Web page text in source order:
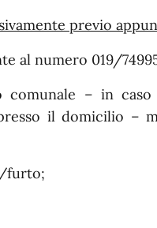
previo
al numero 019/
comunale – in
il domicilio –
furto;